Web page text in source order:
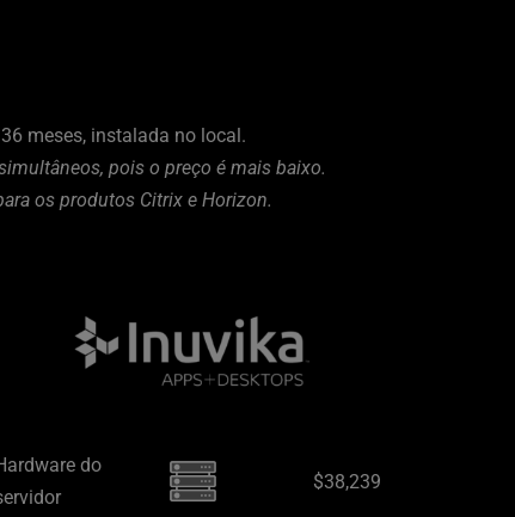
meses, instalada no local.
pois o preço é mais baixo.
os produtos Citrix e Horizon.
do
$38,239